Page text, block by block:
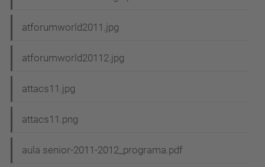
atforumworld2011.jpg
atforumworld20112.jpg
attacs11.jpg
attacs11.png
aula senior-2011-2012_programa.pdf